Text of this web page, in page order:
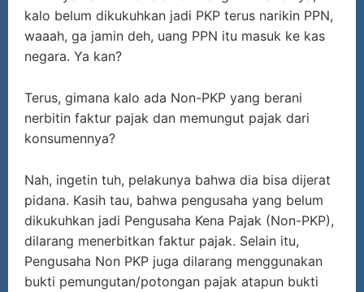
kalo belum dikukuhkan jadi PKP terus narikin PPN,
waaah, ga jamin deh, uang PPN itu masuk ke kas
negara. Ya kan?
Terus, gimana kalo ada Non-PKP yang berani
nerbitin faktur pajak dan memungut pajak dari
konsumennya?
Nah, ingetin tuh, pelakunya bahwa dia bisa dijerat
pidana. Kasih tau, bahwa pengusaha yang belum
dikukuhkan jadi Pengusaha Kena Pajak (Non-PKP),
dilarang menerbitkan faktur pajak. Selain itu,
Pengusaha Non PKP juga dilarang menggunakan
bukti pemungutan/potongan pajak atapun bukti